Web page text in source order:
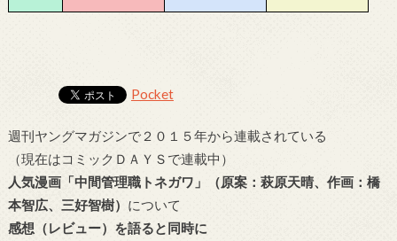
Pocket
週刊ヤングマガジンで２０１５年から連載されている
（現在はコミックＤＡＹＳで連載中）
人気漫画「中間管理職トネガワ」（原案：萩原天晴、作画：橋
本智広、三好智樹） について
感想（レビュー）を語ると同時に